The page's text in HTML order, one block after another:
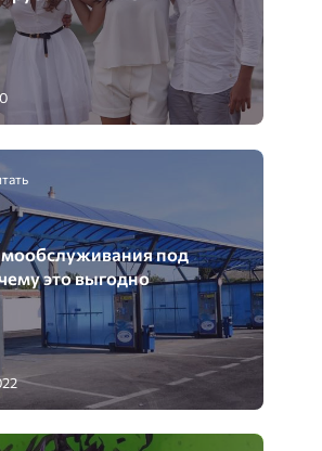
под
это выгодно